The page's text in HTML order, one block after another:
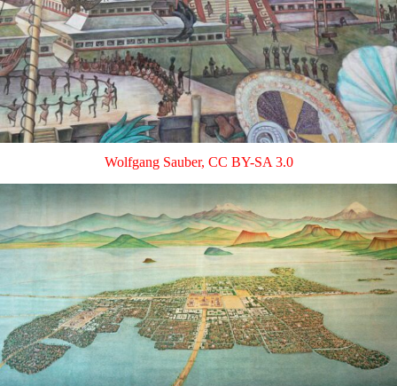
Wolfgang Sauber, CC BY-SA 3.0